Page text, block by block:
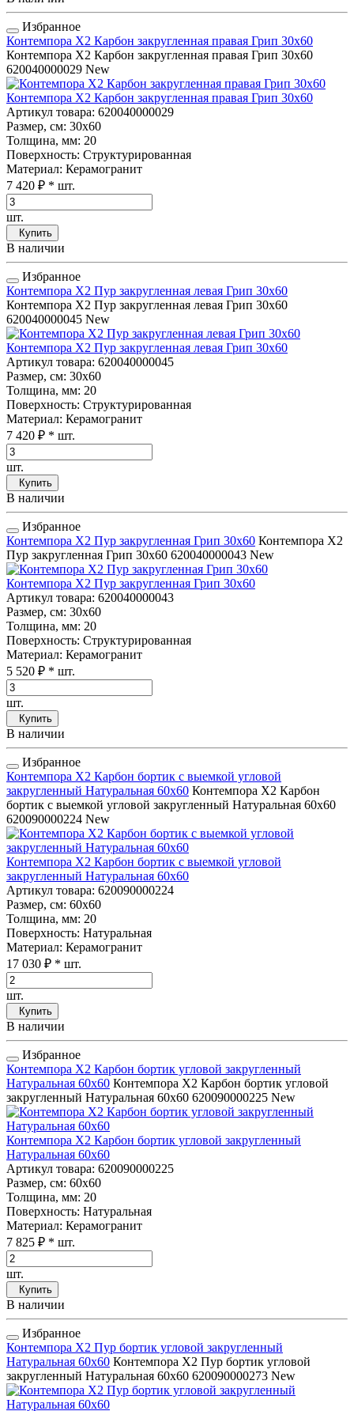
Избранное
Контемпора Х2 Карбон закругленная правая Грип 30x60
Контемпора Х2 Карбон закругленная правая Грип 30x60
620040000029 New
Контемпора Х2 Карбон закругленная правая Грип 30x60
Артикул товара: 620040000029
Размер, см: 30x60
Толщина, мм: 20
Поверхность: Структурированная
Материал: Керамогранит
7 420 ₽ * шт.
шт.
Купить
В наличии
Избранное
Контемпора Х2 Пур закругленная левая Грип 30x60
Контемпора Х2 Пур закругленная левая Грип 30x60
620040000045 New
Контемпора Х2 Пур закругленная левая Грип 30x60
Артикул товара: 620040000045
Размер, см: 30x60
Толщина, мм: 20
Поверхность: Структурированная
Материал: Керамогранит
7 420 ₽ * шт.
шт.
Купить
В наличии
Избранное
Контемпора Х2 Пур закругленная Грип 30x60 Контемпора Х2
Пур закругленная Грип 30x60 620040000043 New
Контемпора Х2 Пур закругленная Грип 30x60
Артикул товара: 620040000043
Размер, см: 30x60
Толщина, мм: 20
Поверхность: Структурированная
Материал: Керамогранит
5 520 ₽ * шт.
шт.
Купить
В наличии
Избранное
Контемпора Х2 Карбон бортик с выемкой угловой
закругленный Натуральная 60x60 Контемпора Х2 Карбон
бортик с выемкой угловой закругленный Натуральная 60x60
620090000224 New
Контемпора Х2 Карбон бортик с выемкой угловой
закругленный Натуральная 60x60
Артикул товара: 620090000224
Размер, см: 60x60
Толщина, мм: 20
Поверхность: Натуральная
Материал: Керамогранит
17 030 ₽ * шт.
шт.
Купить
В наличии
Избранное
Контемпора Х2 Карбон бортик угловой закругленный
Натуральная 60x60 Контемпора Х2 Карбон бортик угловой
закругленный Натуральная 60x60 620090000225 New
Контемпора Х2 Карбон бортик угловой закругленный
Натуральная 60x60
Артикул товара: 620090000225
Размер, см: 60x60
Толщина, мм: 20
Поверхность: Натуральная
Материал: Керамогранит
7 825 ₽ * шт.
шт.
Купить
В наличии
Избранное
Контемпора Х2 Пур бортик угловой закругленный
Натуральная 60x60 Контемпора Х2 Пур бортик угловой
закругленный Натуральная 60x60 620090000273 New